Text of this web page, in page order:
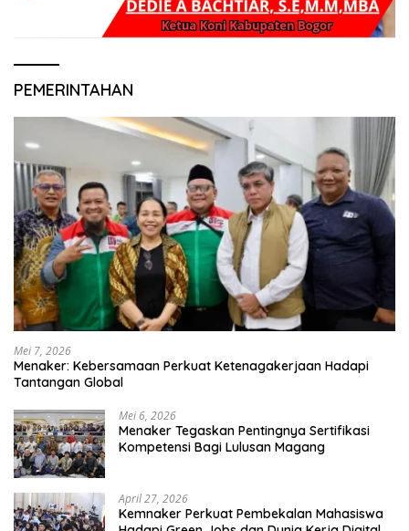
PEMERINTAHAN
Mei 7, 2026
Menaker: Kebersamaan Perkuat Ketenagakerjaan Hadapi
Tantangan Global
Mei 6, 2026
Menaker Tegaskan Pentingnya Sertifikasi
Kompetensi Bagi Lulusan Magang
April 27, 2026
Kemnaker Perkuat Pembekalan Mahasiswa